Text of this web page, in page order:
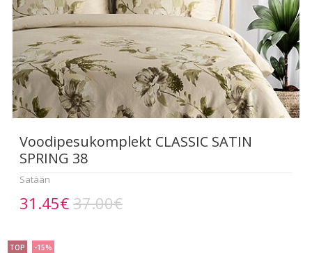
Voodipesukomplekt CLASSIC SATIN
SPRING 38
Satään
31.45€ 37.00€
TOP -15%